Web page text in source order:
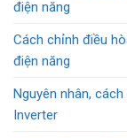
điện năng
Cách chỉnh điều
điện năng
Nguyên nhân,
Inverter